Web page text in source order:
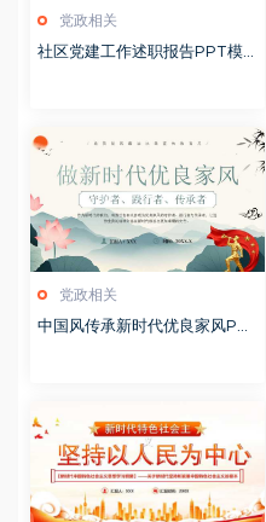
党政相关
社区党建工作述职报告PPT模
党政相关
中国风传承新时代优良家风PP